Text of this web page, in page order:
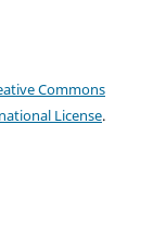
Commons
License.